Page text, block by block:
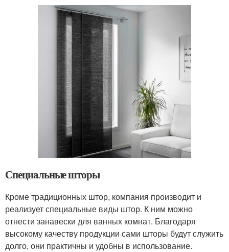
Специальные шторы
Кроме традиционных штор, компания производит и
реализует специальные виды штор. К ним можно
отнести занавески для ванных комнат. Благодаря
высокому качеству продукции сами шторы будут служить
долго, они практичны и удобны в использование.